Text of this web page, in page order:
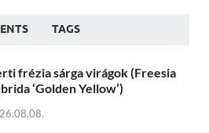
TAGS
frézia sárga virágok (Freesia
‘Golden Yellow’)